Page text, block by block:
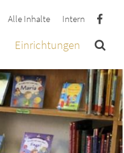
Alle Inhalte Intern
Einrichtungen